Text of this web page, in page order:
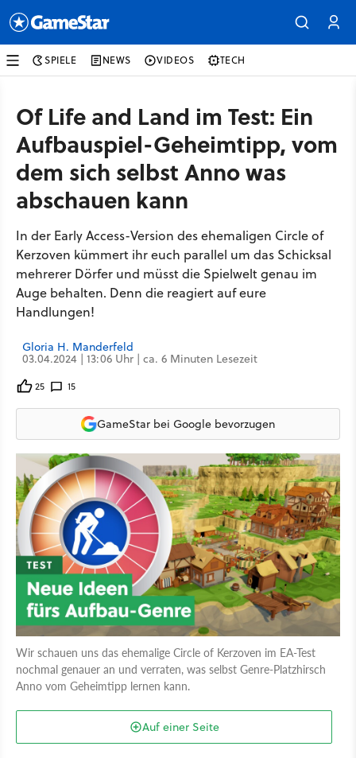
SPIELE NEWS VIDEOS TECH
Of Life and Land im Test: Ein
Aufbauspiel-Geheimtipp, vom
dem sich selbst Anno was
abschauen kann
In der Early Access-Version des ehemaligen Circle of
Kerzoven kümmert ihr euch parallel um das Schicksal
mehrerer Dörfer und müsst die Spielwelt genau im
Auge behalten. Denn die reagiert auf eure
Handlungen!
Gloria H. Manderfeld
03.04.2024 | 13:06 Uhr | ca. 6 Minuten Lesezeit
25 15
GameStar bei Google bevorzugen
Wir schauen uns das ehemalige Circle of Kerzoven im EA-Test
nochmal genauer an und verraten, was selbst Genre-Platzhirsch
Anno vom Geheimtipp lernen kann.
Auf einer Seite